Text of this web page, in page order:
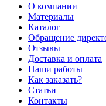
О компании
Материалы
Каталог
Обращение
Отзывы
Доставка и оплата
Наши работы
Как заказать?
Статьи
Контакты